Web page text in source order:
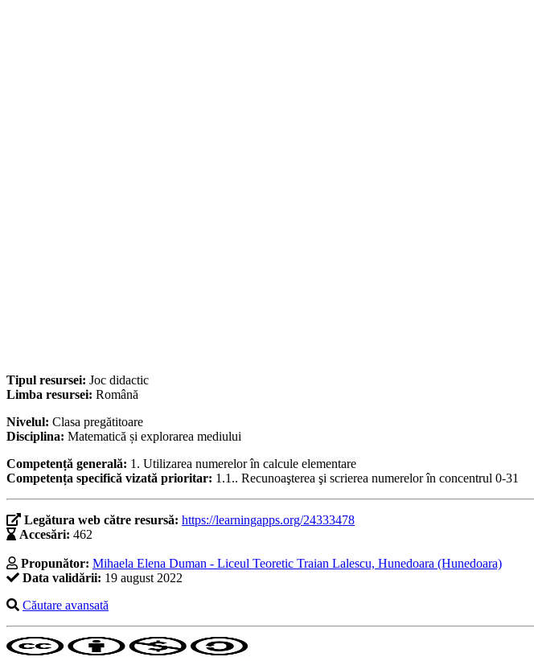
Tipul resursei: Joc didactic
Limba resursei: Română
Nivelul: Clasa pregătitoare
Disciplina: Matematică și explorarea mediului
Competență generală: 1. Utilizarea numerelor în calcule elementare
Competența specifică vizată prioritar: 1.1.. Recunoaşterea şi scrierea numerelor în concentrul 0-31
Legătura web către resursă: https://learningapps.org/24333478
Accesări: 462
Propunător: Mihaela Elena Duman - Liceul Teoretic Traian Lalescu, Hunedoara (Hunedoara)
Data validării: 19 august 2022
Căutare avansată